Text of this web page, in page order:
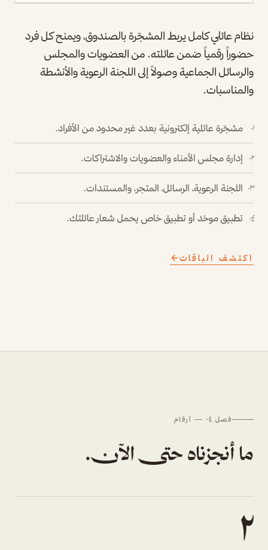
نظام عائلي كامل يربط المشجّرة بالصندوق، ويمنح كل فرد
حضوراً رقمياً ضمن عائلته. من العضويات والمجلس
والرسائل الجماعية وصولاً إلى اللجنة الرعوية والأنشطة
والمناسبات.
٠١ مشجّرة عائلية إلكترونية بعدد غير محدود من الأفراد.
٠٢ إدارة مجلس الأمناء والعضويات والاشتراكات.
٠٣ اللجنة الرعوية، الرسائل، المتجر، والمستندات.
٠٤ تطبيق موحّد أو تطبيق خاص يحمل شعار عائلتك.
اكتشف الباقات
فصل ٠٤ — أرقام
ما أنجزناه حتى الآن.
٢